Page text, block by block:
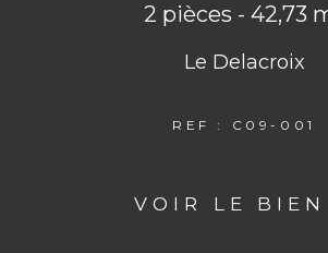
2 pièces - 42,73
Le Delacroix
REF : C09-001
VOIR LE BIEN